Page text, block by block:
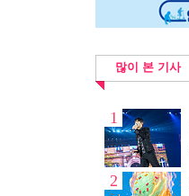
많이 본 기사
1
2